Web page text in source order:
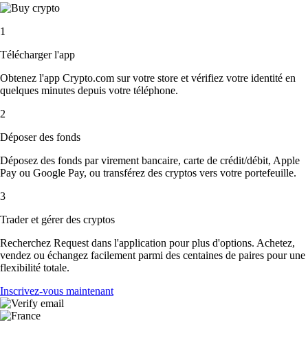
1
Télécharger l'app
Obtenez l'app Crypto.com sur votre store et vérifiez votre identité en
quelques minutes depuis votre téléphone.
2
Déposer des fonds
Déposez des fonds par virement bancaire, carte de crédit/débit, Apple
Pay ou Google Pay, ou transférez des cryptos vers votre portefeuille.
3
Trader et gérer des cryptos
Recherchez Request dans l'application pour plus d'options. Achetez,
vendez ou échangez facilement parmi des centaines de paires pour une
flexibilité totale.
Inscrivez-vous maintenant